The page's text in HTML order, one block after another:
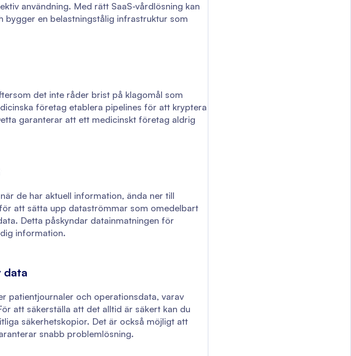
användning. Med rätt SaaS-vårdlösning kan
bygger en belastningstålig infrastruktur som
det inte råder brist på klagomål som
företag etablera pipelines för att kryptera
garanterar att ett medicinskt företag aldrig
de har aktuell information, ända ner till
att sätta upp dataströmmar som omedelbart
Detta påskyndar datainmatningen för
information.
data
patientjournaler och operationsdata, varav
att säkerställa att det alltid är säkert kan du
säkerhetskopior. Det är också möjligt att
snabb problemlösning.